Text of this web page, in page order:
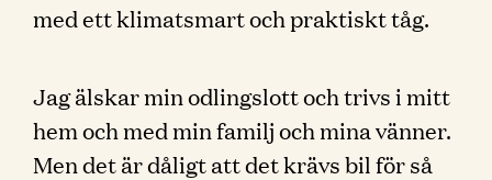
med ett klimatsmart och praktiskt tåg.
Jag älskar min odlingslott och trivs i mitt
hem och med min familj och mina vänner.
Men det är dåligt att det krävs bil för så